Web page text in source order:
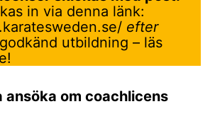
in via denna länk:
efter
utbildning – läs
ansöka om coachlicens